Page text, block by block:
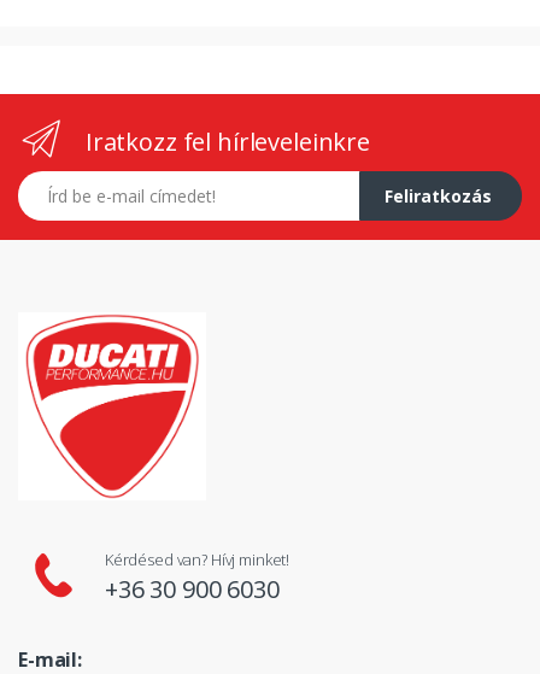
Iratkozz fel hírleveleinkre
E-mail címed
Feliratkozás
Kérdésed van? Hívj minket!
+36 30 900 6030
E-mail: